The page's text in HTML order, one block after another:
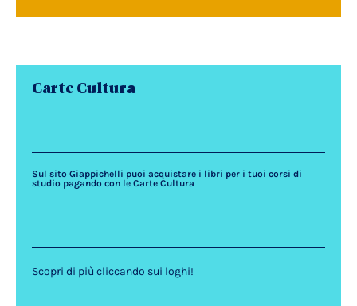
Carte Cultura
Sul sito Giappichelli puoi acquistare i libri per i tuoi corsi di
studio pagando con le Carte Cultura
Scopri di più cliccando sui loghi!